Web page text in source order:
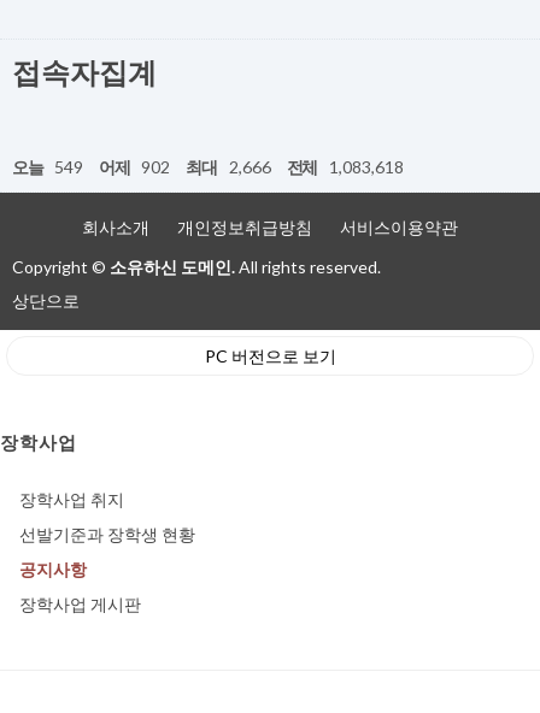
접속자집계
오늘 549 어제 902 최대 2,666 전체 1,083,618
회사소개 개인정보취급방침
서비스이용약관
Copyright © 소유하신 도메인.All rights reserved.
상단으로
PC 버전으로 보기
장학사업
장학사업 취지
선발기준과 장학생 현황
공지사항
장학사업 게시판